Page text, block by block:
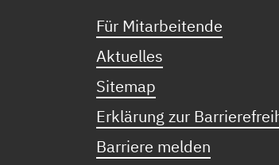
Für Mitarbeitende
Aktuelles
Sitemap
Erklärung zur
Barriere melden